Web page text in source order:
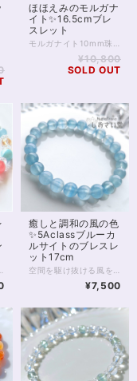
ほほえみのモルガナ
イト✨16.5cmブレ
スレット
¥10,800
SOLD OUT
癒しと調和の風の色
✨5Aclassブルーカ
ルサイトのブレスレ
ット17cm
¥7,500